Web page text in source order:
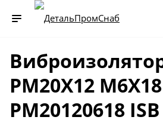
PM20X12 M6X18
PM20120618 ISB